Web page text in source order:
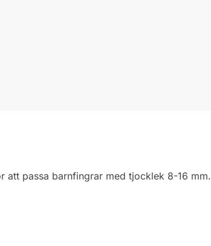
att passa barnfingrar med tjocklek 8-16 mm.